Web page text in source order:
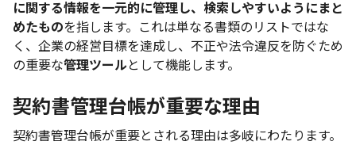
に関する情報を一元的に管理し、検索しやすいようにまと
めたものを指します。これは単なる書類のリストではな
く、企業の経営目標を達成し、不正や法令違反を防ぐため
の重要な管理ツールとして機能します。
契約書管理台帳が重要な理由
契約書管理台帳が重要とされる理由は多岐にわたります。